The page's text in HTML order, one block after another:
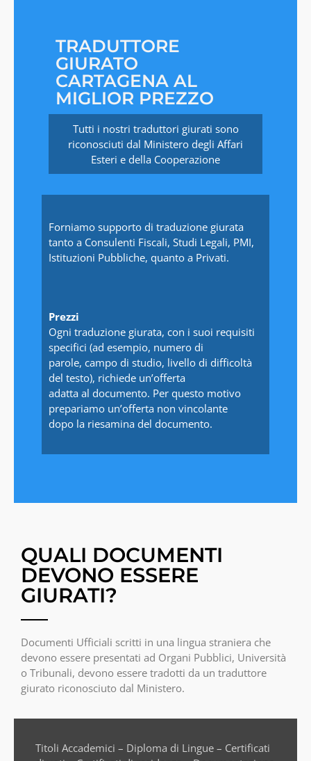
TRADUTTORE
GIURATO
CARTAGENA AL
MIGLIOR PREZZO
Tutti i nostri traduttori giurati sono
riconosciuti dal Ministero degli Affari
Esteri e della Cooperazione
Forniamo supporto di traduzione giurata
tanto a Consulenti Fiscali, Studi Legali, PMI,
Istituzioni Pubbliche, quanto a Privati.
Prezzi
Ogni traduzione giurata, con i suoi requisiti
specifici (ad esempio, numero di
parole, campo di studio, livello di difficoltà
del testo), richiede un’offerta
adatta al documento. Per questo motivo
prepariamo un’offerta non vincolante
dopo la riesamina del documento.
QUALI DOCUMENTI
DEVONO ESSERE
GIURATI?
Documenti Ufficiali scritti in una lingua straniera che
devono essere presentati ad Organi Pubblici, Università
o Tribunali, devono essere tradotti da un traduttore
giurato riconosciuto dal Ministero.
Titoli Accademici – Diploma di Lingue – Certificati